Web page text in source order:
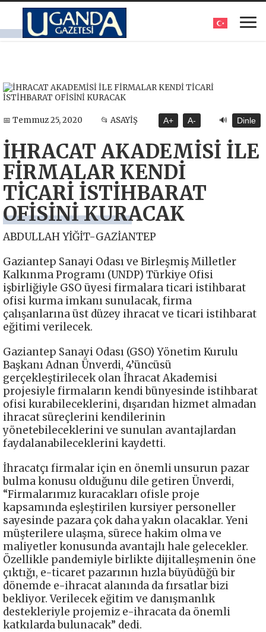
📅 Temmuz 25, 2020 📂 ASAYİŞ A+ A- 🔊 Dinle
İHRACAT AKADEMİSİ İLE
FİRMALAR KENDİ
TİCARİ İSTİHBARAT
OFİSİNİ KURACAK
ABDULLAH YİĞİT-GAZİANTEP
Gaziantep Sanayi Odası ve Birleşmiş Milletler
Kalkınma Programı (UNDP) Türkiye Ofisi
işbirliğiyle GSO üyesi firmalara ticari istihbarat
ofisi kurma imkanı sunulacak, firma
çalışanlarına üst düzey ihracat ve ticari istihbarat
eğitimi verilecek.
Gaziantep Sanayi Odası (GSO) Yönetim Kurulu
Başkanı Adnan Ünverdi, 4’üncüsü
gerçekleştirilecek olan İhracat Akademisi
projesiyle firmaların kendi bünyesinde istihbarat
ofisi kurabileceklerini, dışarıdan hizmet almadan
ihracat süreçlerini kendilerinin
yönetebileceklerini ve sunulan avantajlardan
faydalanabileceklerini kaydetti.
İhracatçı firmalar için en önemli unsurun pazar
bulma konusu olduğunu dile getiren Ünverdi,
“Firmalarımız kuracakları ofisle proje
kapsamında eşleştirilen kursiyer personeller
sayesinde pazara çok daha yakın olacaklar. Yeni
müşterilere ulaşma, sürece hakim olma ve
maliyetler konusunda avantajlı hale gelecekler.
Özellikle pandemiyle birlikte dijitalleşmenin öne
çıktığı, e-ticaret pazarının hızla büyüdüğü bir
dönemde e-ihracat alanında da fırsatlar bizi
bekliyor. Verilecek eğitim ve danışmanlık
destekleriyle projemiz e-ihracata da önemli
katkılarda bulunacak” dedi.